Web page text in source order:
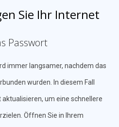
Sie Ihr Internet
Passwort
immer langsamer, nachdem das
wurden. In diesem Fall
um eine schnellere
Öffnen Sie in Ihrem